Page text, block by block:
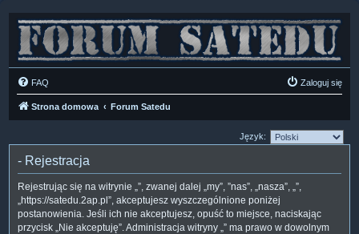
FAQ Zaloguj się
Strona domowa Forum Satedu
Język:
- Rejestracja
Rejestrując się na witrynie „”, zwanej dalej „my”, ”nas”, „nasza”, „”,
„https://satedu.2ap.pl”, akceptujesz wyszczególnione poniżej
postanowienia. Jeśli ich nie akceptujesz, opuść to miejsce, naciskając
przycisk „Nie akceptuję”. Administracja witryny „” ma prawo w dowolnym